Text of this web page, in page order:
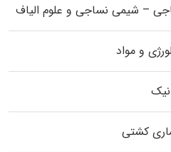
– شیمی نساجی و علوم الیاف
و مواد
کشتی